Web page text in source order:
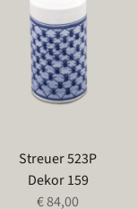
Streuer 523P
Dekor 159
€ 84,00